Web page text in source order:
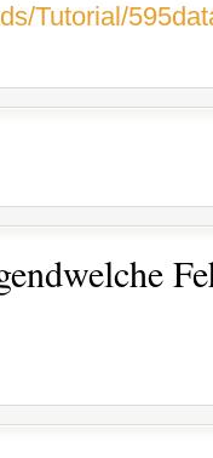
Tutorial/